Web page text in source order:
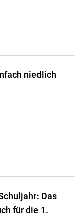
niedlich
Das
für die 1.